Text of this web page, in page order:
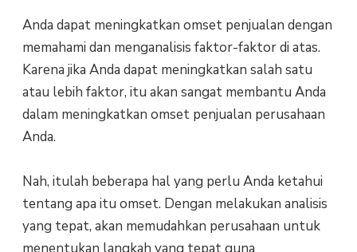
Anda dapat meningkatkan omset penjualan dengan
memahami dan menganalisis faktor-faktor di atas.
Karena jika Anda dapat meningkatkan salah satu
atau lebih faktor, itu akan sangat membantu Anda
dalam meningkatkan omset penjualan perusahaan
Anda.
Nah, itulah beberapa hal yang perlu Anda ketahui
tentang apa itu omset. Dengan melakukan analisis
yang tepat, akan memudahkan perusahaan untuk
menentukan langkah yang tepat guna